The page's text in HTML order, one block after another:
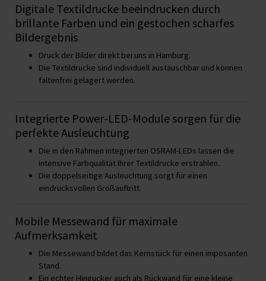
Digitale Textildrucke beeindrucken durch
brillante Farben und ein gestochen scharfes
Bildergebnis
Druck der Bilder direkt bei uns in Hamburg.
Die Textildrucke sind individuell austauschbar und können
faltenfrei gelagert werden.
Integrierte Power-LED-Module sorgen für die
perfekte Ausleuchtung
Die in den Rahmen integrierten OSRAM-LEDs lassen die
intensive Farbqualität Ihrer Textildrucke erstrahlen.
Die doppelseitige Ausleuchtung sorgt für einen
eindrucksvollen Großauftritt.
Mobile Messewand für maximale
Aufmerksamkeit
Die Messewand bildet das Kernstück für einen imposanten
Stand.
Ein echter Hingucker auch als Rückwand für eine kleine